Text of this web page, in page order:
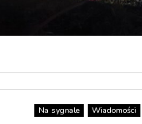
Na sygnale Wiadomości